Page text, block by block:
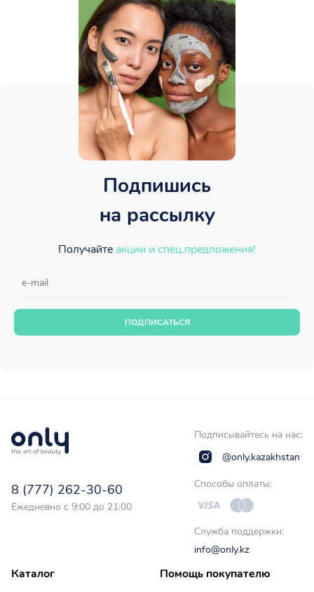
Подпишись
на рассылку
Получайте акции и спец.предложения!
ПОДПИСАТЬСЯ
8 (777) 262-30-60
Ежедневно с 9:00 до 21:00
Подписывайтесь на нас:
@only.kazakhstan
Способы оплаты:
Служба поддержки:
info@only.kz
Каталог Помощь покупателю